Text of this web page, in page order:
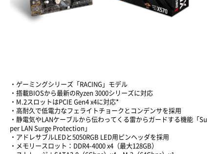
・ゲーミングシリーズ「RACING」モデル
・搭載BIOSから最新のRyzen 3000シリーズに対応
・M.2スロットはPCIE Gen4 x4に対応*
・高耐久で低電力なフェライトチョークとコンデンサを採用
・静電気やLANケーブルから伝わってくる雷からガードする機能「Su
per LAN Surge Protection」
・アドレサブルLEDと5050RGB LED用ピンヘッダを採用
・メモリースロット：DDR4-4000 x4（最大128GB）